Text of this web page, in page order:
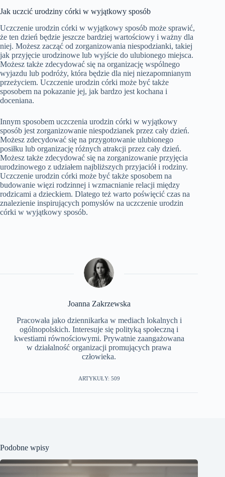
Jak uczcić urodziny córki w wyjątkowy sposób
Uczczenie urodzin córki w wyjątkowy sposób może sprawić,
że ten dzień będzie jeszcze bardziej wartościowy i ważny dla
niej. Możesz zacząć od zorganizowania niespodzianki, takiej
jak przyjęcie urodzinowe lub wyjście do ulubionego miejsca.
Możesz także zdecydować się na organizację wspólnego
wyjazdu lub podróży, która będzie dla niej niezapomnianym
przeżyciem. Uczczenie urodzin córki może być także
sposobem na pokazanie jej, jak bardzo jest kochana i
doceniana.
Innym sposobem uczczenia urodzin córki w wyjątkowy
sposób jest zorganizowanie niespodzianek przez cały dzień.
Możesz zdecydować się na przygotowanie ulubionego
posiłku lub organizację różnych atrakcji przez cały dzień.
Możesz także zdecydować się na zorganizowanie przyjęcia
urodzinowego z udziałem najbliższych przyjaciół i rodziny.
Uczczenie urodzin córki może być także sposobem na
budowanie więzi rodzinnej i wzmacnianie relacji między
rodzicami a dzieckiem. Dlatego też warto poświęcić czas na
znalezienie inspirujących pomysłów na uczczenie urodzin
córki w wyjątkowy sposób.
Joanna Zakrzewska
Pracowała jako dziennikarka w mediach lokalnych i
ogólnopolskich. Interesuje się polityką społeczną i
kwestiami równościowymi. Prywatnie zaangażowana
w działalność organizacji promujących prawa
człowieka.
ARTYKUŁY: 509
Podobne wpisy